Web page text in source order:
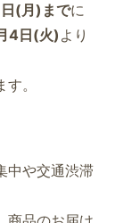
(月)までに
4日(火) より
。
中や交通渋滞